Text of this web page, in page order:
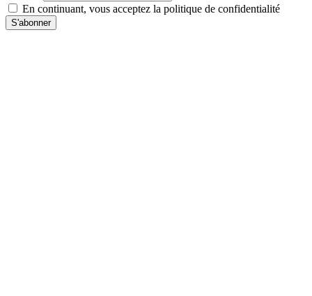
En continuant, vous acceptez la politique de confidentialité